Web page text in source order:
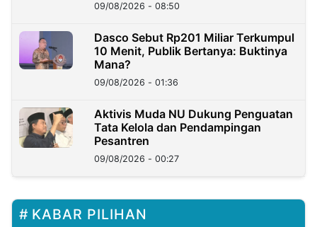
09/08/2026 - 08:50
Dasco Sebut Rp201 Miliar Terkumpul
10 Menit, Publik Bertanya: Buktinya
Mana?
09/08/2026 - 01:36
Aktivis Muda NU Dukung Penguatan
Tata Kelola dan Pendampingan
Pesantren
09/08/2026 - 00:27
KABAR PILIHAN